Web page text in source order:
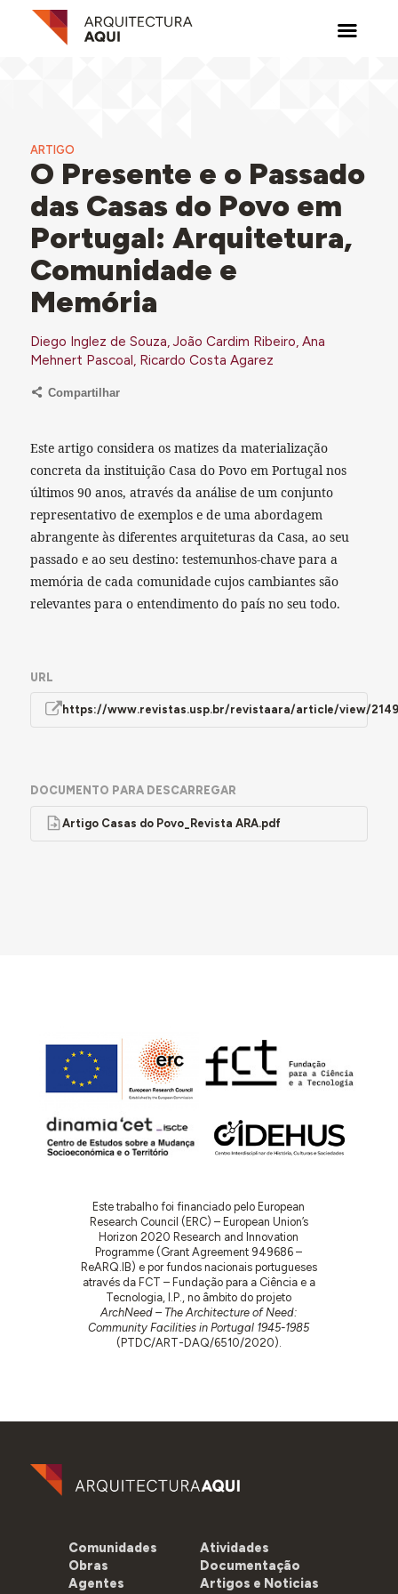
ARTIGO
O Presente e o Passado
das Casas do Povo em
Portugal: Arquitetura,
Comunidade e
Memória
Diego Inglez de Souza, João Cardim Ribeiro, Ana
Mehnert Pascoal, Ricardo Costa Agarez
Compartilhar
Este artigo considera os matizes da materialização
concreta da instituição Casa do Povo em Portugal nos
últimos 90 anos, através da análise de um conjunto
representativo de exemplos e de uma abordagem
abrangente às diferentes arquiteturas da Casa, ao seu
passado e ao seu destino: testemunhos-chave para a
memória de cada comunidade cujos cambiantes são
relevantes para o entendimento do país no seu todo.
URL
https://www.revistas.usp.br/revistaara/article/view/
DOCUMENTO PARA DESCARREGAR
Artigo Casas do Povo_Revista ARA.pdf
Este trabalho foi financiado pelo European
Research Council (ERC) – European Union’s
Horizon 2020 Research and Innovation
Programme (Grant Agreement 949686 –
ReARQ.IB) e por fundos nacionais portugueses
através da FCT – Fundação para a Ciência e a
Tecnologia, I.P., no âmbito do projeto
ArchNeed – The Architecture of Need:
Community Facilities in Portugal 1945-1985
(PTDC/ART-DAQ/6510/2020).
Comunidades
Obras
Agentes
Atividades
Documentação
Artigos e Noticias